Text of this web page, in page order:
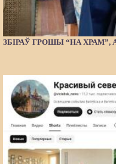
ЗБІРАЎ ГРОШЫ “НА ХРАМ”,